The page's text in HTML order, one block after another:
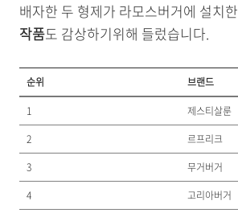
배자한 두 형제가 라모스버거에 설치한
작품도 감상하기위해 들렀습니다.
순위
브랜드
1
제스티살룬
2
르프리크
3
무거버거
4
고리아버거